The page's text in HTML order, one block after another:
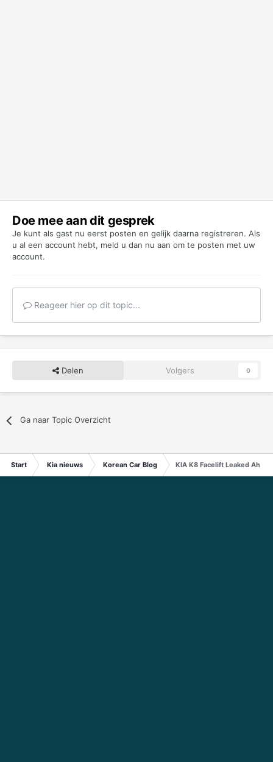
Doe mee aan dit gesprek
Je kunt als gast nu eerst posten en gelijk daarna registreren. Als
u al een account hebt, meld u dan nu aan om te posten met uw
account.
Reageer hier op dit topic...
Delen Volgers 0
Ga naar Topic Overzicht
Start Kia nieuws Korean Car Blog KIA K8 Facelift Leaked